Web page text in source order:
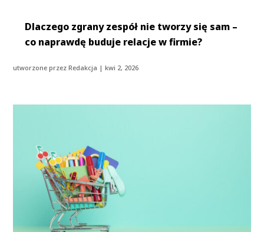
Dlaczego zgrany zespół nie tworzy się sam –
co naprawdę buduje relacje w firmie?
utworzone przezRedakcja |kwi 2, 2026